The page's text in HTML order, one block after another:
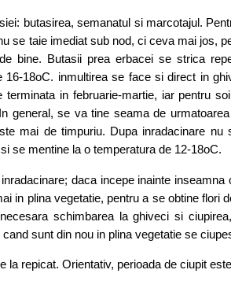
butasirea, semanatul si marcotajul.
se taie imediat sub nod, ci ceva mai jos,
bine. Butasii prea erbacei se strica
16-18oC. inmultirea se face si direct in
in februarie-martie, iar pentru
general, se va tine seama de
mai de timpuriu. Dupa inradacinare
se mentine la o temperatura de 12-18oC.
daca incepe inainte
in plina vegetatie, pentru a se obtine flori
schimbarea la ghiveci si
sunt din nou in plina vegetatie se
la repicat. Orientativ, perioada de ciupit